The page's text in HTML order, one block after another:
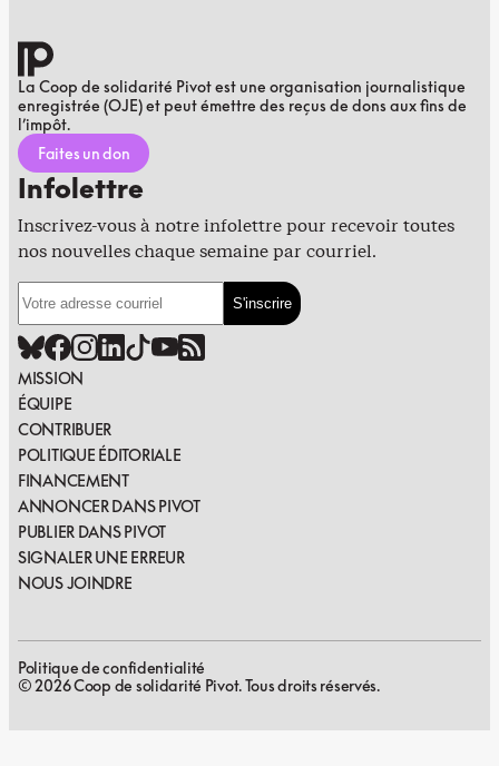
La Coop de solidarité Pivot est une organisation journalistique
enregistrée (OJE) et peut émettre des reçus de dons aux fins de
l’impôt.
Faites un don
Infolettre
Inscrivez-vous à notre infolettre pour recevoir toutes
nos nouvelles chaque semaine par courriel.
MISSION
ÉQUIPE
CONTRIBUER
POLITIQUE ÉDITORIALE
FINANCEMENT
ANNONCER DANS PIVOT
PUBLIER DANS PIVOT
SIGNALER UNE ERREUR
NOUS JOINDRE
Politique de confidentialité
© 2026 Coop de solidarité Pivot. Tous droits réservés.